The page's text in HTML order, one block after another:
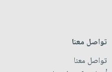
تواصل معنا
تواصل معنا